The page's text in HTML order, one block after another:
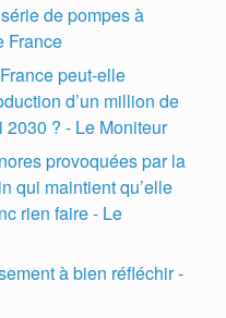
de pompes à
France
peut-elle
d’un million de
2030 ? - Le Moniteur
provoquées par la
qui maintient qu’elle
rien faire - Le
à bien réfléchir -